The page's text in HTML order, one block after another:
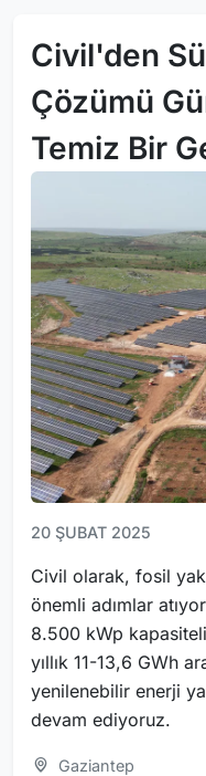
Civil'den
Çözümü
Temiz Bir
20 ŞUBAT 2025
Civil olarak, fosil
önemli adımlar
8.500 kWp
yıllık 11-13,6 GWh
yenilenebilir enerji
devam ediyoruz.
Gaziantep